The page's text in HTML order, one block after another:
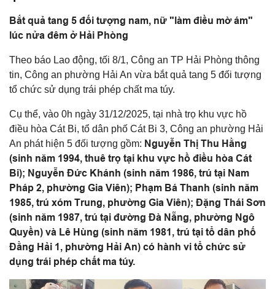
Bắt quả tang 5 đối tượng nam, nữ "làm điều mờ ám"
lúc nửa đêm ở Hải Phòng
Theo báo Lao động, tối 8/1, Công an TP Hải Phòng thông
tin, Công an phường Hải An vừa bắt quả tang 5 đối tượng
tổ chức sử dụng trái phép chất ma túy.
Cụ thể, vào 0h ngày 31/12/2025, tại nhà trọ khu vực hồ
điều hòa Cát Bi, tổ dân phố Cát Bi 3, Công an phường Hải
An phát hiện 5 đối tượng gồm: Nguyễn Thị Thu Hằng
(sinh năm 1994, thuê trọ tại khu vực hồ điều hòa Cát
Bi); Nguyễn Đức Khánh (sinh năm 1986, trú tại Nam
Pháp 2, phường Gia Viên); Phạm Bá Thanh (sinh năm
1985, trú xóm Trung, phường Gia Viên); Đặng Thái Sơn
(sinh năm 1987, trú tại đường Đà Nẵng, phường Ngô
Quyền) và Lê Hùng (sinh năm 1981, trú tại tổ dân phố
Đằng Hải 1, phường Hải An) có hành vi tổ chức sử
dụng trái phép chất ma túy.